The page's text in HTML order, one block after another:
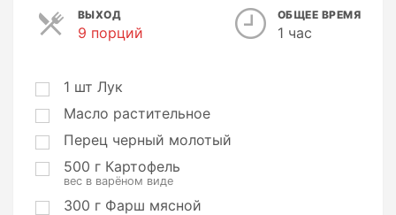
ВЫХОД
9 порций
и
ОБЩЕЕ ВРЕМЯ
1 час
1 шт Лук
Масло растительное
Перец черный молотый
500 г Картофель
вес в варёном виде
300 г Фарш мясной